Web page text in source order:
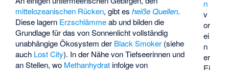
n
v
or
ei
n
er
mittelozeanischen Rücken, gibt esheiße Quellen.
Diese lagern Erzschlämmeab und bilden die
Grundlage für das von Sonnenlicht vollständig
unabhängige Ökosystem der Black Smoker (siehe
auch Lost City). In der Nähe von Tiefseerinnen und
an Stellen, wo Methanhydrat infolge von